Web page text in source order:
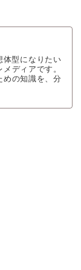
体型になりたい
ディアです。
めの知識を、分